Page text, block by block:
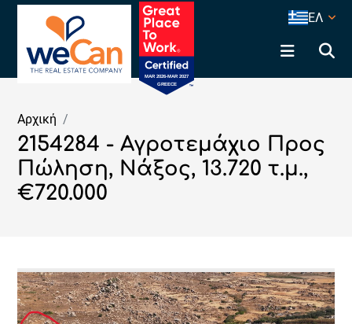
ΕΛ
Αρχική
2154284 - Αγροτεμάχιο Προς
Πώληση, Νάξος, 13.720 τ.μ.,
€720.000